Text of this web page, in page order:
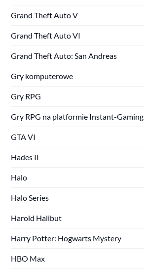
Grand Theft Auto V
Grand Theft Auto VI
Grand Theft Auto: San Andreas
Gry komputerowe
Gry RPG
Gry RPG na platformie Instant-Gaming
GTA VI
Hades II
Halo
Halo Series
Harold Halibut
Harry Potter: Hogwarts Mystery
HBO Max